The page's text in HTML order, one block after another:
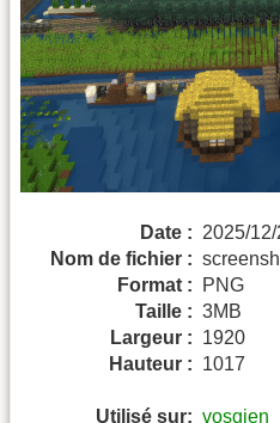
Date : 2025/
Nom de fichier :
Format :
PNG
Taille : 3MB
Largeur : 1920
Hauteur : 1017
Utilisé sur: vosgien